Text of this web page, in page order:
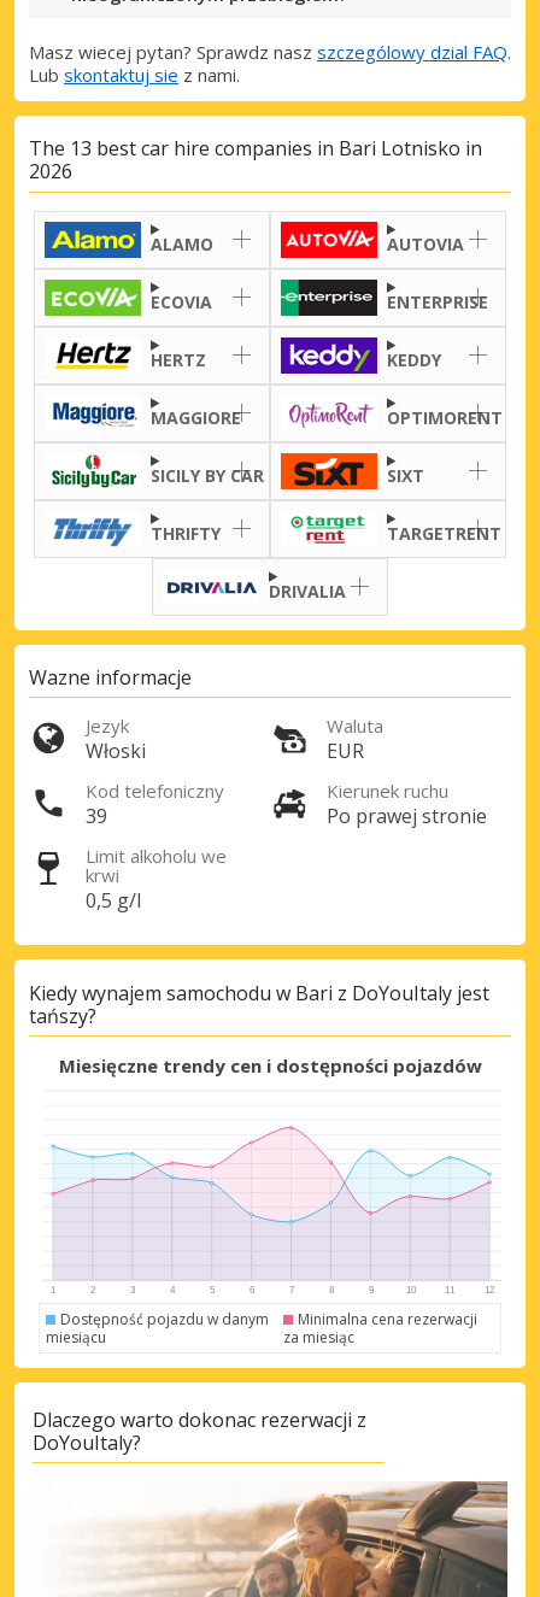
Masz wiecej pytan? Sprawdz nasz szczególowy dzial FAQ.
Lub skontaktuj sie z nami.
The 13 best car hire companies in Bari Lotnisko in
2026
ALAMO AUTOVIA
ECOVIA ENTERPRISE
HERTZ KEDDY
MAGGIORE OPTIMORENT
SICILY BY CAR SIXT
THRIFTY TARGETRENT
DRIVALIA
Wazne informacje
Jezyk
Włoski
Waluta
EUR
Kod telefoniczny
39
Kierunek ruchu
Po prawej stronie
Limit alkoholu we
krwi
0,5 g/l
Kiedy wynajem samochodu w Bari z DoYouItaly jest
tańszy?
Miesięczne trendy cen i dostępności pojazdów
Dostępność pojazdu w danym
miesiącu
Minimalna cena rezerwacji
za miesiąc
Dlaczego warto dokonac rezerwacji z
DoYouItaly?
Najlepsze oszczędności
Uzyskaj dostęp do ekskluzywnych ofert
partnerów